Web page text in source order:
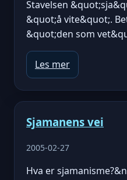
Stavelsen
&quot;å vite&quot;.
&quot;den som
Les mer
Sjamanens vei
2005-02-27
Hva er